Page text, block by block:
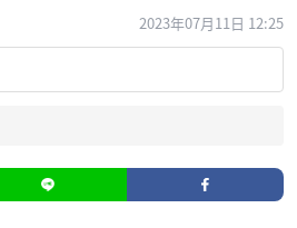
2023年07月11日 12:25